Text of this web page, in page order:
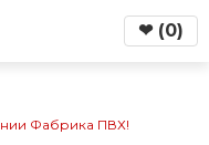
❤ (0)
Фабрика ПВХ!